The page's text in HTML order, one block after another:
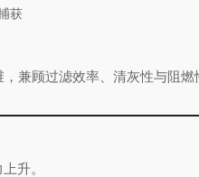
获
兼顾过滤效率、清灰性与阻燃
升。